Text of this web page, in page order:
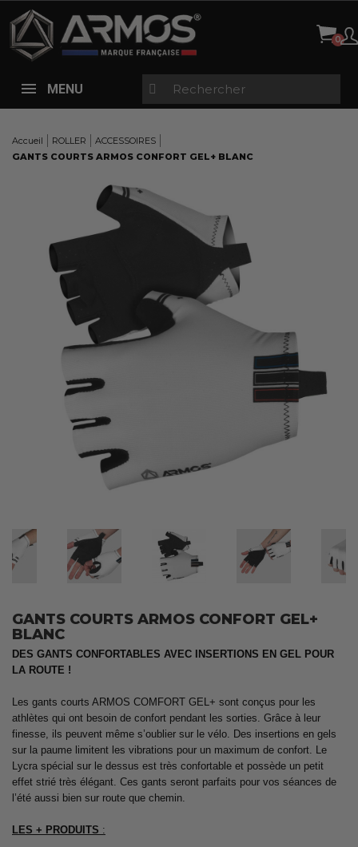
MENU
Accueil ROLLER
ACCESSOIRES
GANTS COURTS ARMOS CONFORT GEL+ BLANC
GANTS COURTS ARMOS CONFORT GEL+
BLANC
DES GANTS CONFORTABLES AVEC INSERTIONS EN GEL POUR
LA ROUTE !
Les gants courts ARMOS COMFORT GEL+ sont conçus pour les
athlètes qui ont besoin de confort pendant les sorties. Grâce à leur
finesse, ils peuvent même s’oublier sur le vélo. Des insertions en gels
sur la paume limitent les vibrations pour un maximum de confort. Le
Lycra spécial sur le dessus est très confortable et possède un petit
effet strié très élégant. Ces gants seront parfaits pour vos séances de
l’été aussi bien sur route que chemin.
LES + PRODUITS :
Panneau de gestion des cookies